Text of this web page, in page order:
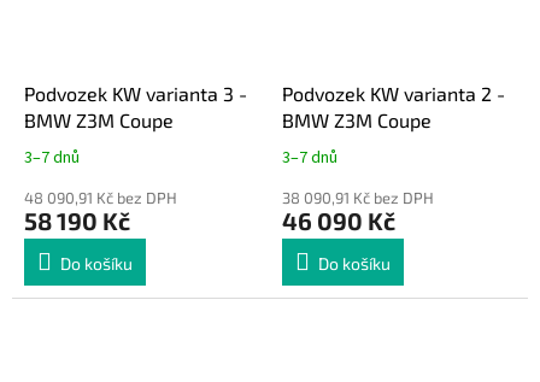
Podvozek KW varianta 3 -
BMW Z3M Coupe
3–7 dnů
48 090,91 Kč bez DPH
58 190 Kč
Do košíku
Podvozek KW varianta 2 -
BMW Z3M Coupe
3–7 dnů
38 090,91 Kč bez DPH
46 090 Kč
Do košíku